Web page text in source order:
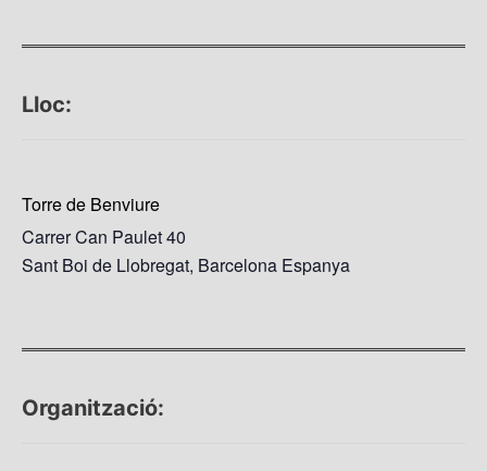
Lloc:
Torre de Benviure
Carrer Can Paulet 40
Sant Boi de Llobregat, Barcelona Espanya
Organització: